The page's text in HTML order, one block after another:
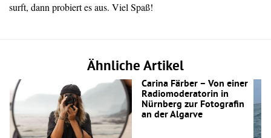
surft, dann probiert es aus. Viel Spaß!
Ähnliche Artikel
Carina Färber – Von einer
Radiomoderatorin in
Nürnberg zur Fotografin
an der Algarve